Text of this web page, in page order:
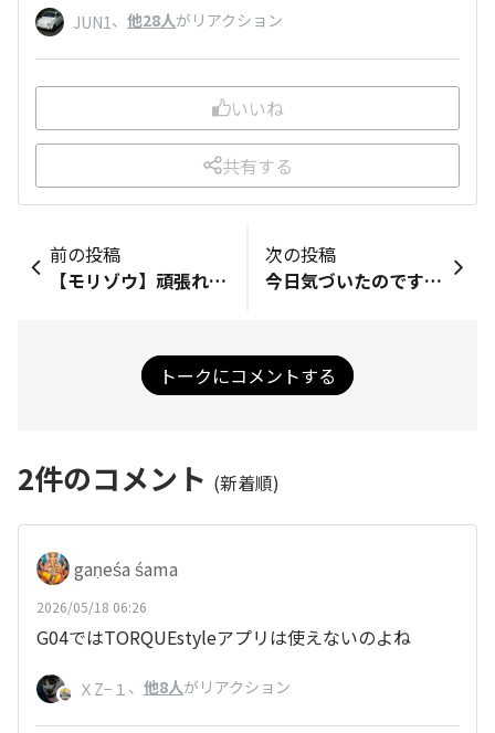
JUN1 、 他28人がリアクション
いいね
共有する
前の投稿
【モリゾウ】頑張れ！超ガンバレ！！現在ニュルブルクリンク24時間レースが行われています。トヨタの会長モリゾウさん70歳も参戦中（ルーキーレーシング）あのマックスフェルスタッペンも参戦。トヨタイムズスポーツで無料生配信中！
次の投稿
今日気づいたのですが、「eSIM×2回線」にもできるんですね。ずっと物理SIM＋eSIMで使っていたのですが、SIMカードのエラーが頻発するのでeSIMに切り替えたところ、2回線とも使えていたので気がつきました。
トークにコメントする
2件のコメント (新着順)
gaṇeśa śama
2026/05/18 06:26
G04ではTORQUEstyleアプリは使えないのよね
ＸZ−１ 、 他8人がリアクション